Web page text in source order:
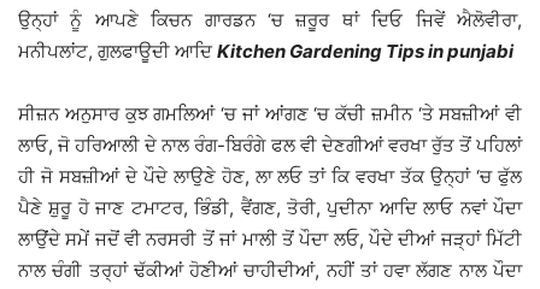
ਉਨ੍ਹਾਂ ਨੂੰ ਆਪਣੇ ਕਿਚਨ ਗਾਰਡਨ ‘ਚ ਜ਼ਰੂਰ ਥਾਂ ਦਿਓ ਜਿਵੇਂ ਐਲੋਵੀਰਾ,
ਮਨੀਪਲਾਂਟ, ਗੁਲਫਾਊਦੀ ਆਦਿ Kitchen Gardening Tips in punjabi
ਸੀਜ਼ਨ ਅਨੁਸਾਰ ਕੁਝ ਗਮਲਿਆਂ ‘ਚ ਜਾਂ ਆਂਗਣ ‘ਚ ਕੱਚੀ ਜ਼ਮੀਨ ‘ਤੇ ਸਬਜ਼ੀਆਂ ਵੀ
ਲਾਓ, ਜੋ ਹਰਿਆਲੀ ਦੇ ਨਾਲ ਰੰਗ-ਬਿਰੰਗੇ ਫਲ ਵੀ ਦੇਣਗੀਆਂ ਵਰਖਾ ਰੁੱਤ ਤੋਂ ਪਹਿਲਾਂ
ਹੀ ਜੋ ਸਬਜ਼ੀਆਂ ਦੇ ਪੌਦੇ ਲਾਉਣੇ ਹੋਣ, ਲਾ ਲਓ ਤਾਂ ਕਿ ਵਰਖਾ ਤੱਕ ਉਨ੍ਹਾਂ ‘ਚ ਫੁੱਲ
ਪੈਣੇ ਸ਼ੁਰੂ ਹੋ ਜਾਣ ਟਮਾਟਰ, ਭਿੰਡੀ, ਵੈਂਗਣ, ਤੋਰੀ, ਪੁਦੀਨਾ ਆਦਿ ਲਾਓ ਨਵਾਂ ਪੌਦਾ
ਲਾਉਂਦੇ ਸਮੇਂ ਜਦੋਂ ਵੀ ਨਰਸਰੀ ਤੋਂ ਜਾਂ ਮਾਲੀ ਤੋਂ ਪੌਦਾ ਲਓ, ਪੌਦੇ ਦੀਆਂ ਜੜ੍ਹਾਂ ਮਿੱਟੀ
ਨਾਲ ਚੰਗੀ ਤਰ੍ਹਾਂ ਢੱਕੀਆਂ ਹੋਣੀਆਂ ਚਾਹੀਦੀਆਂ, ਨਹੀਂ ਤਾਂ ਹਵਾ ਲੱਗਣ ਨਾਲ ਪੌਦਾ